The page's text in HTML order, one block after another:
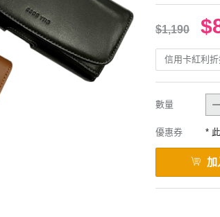
$1,190
信用卡紅利折
數量
優惠券 *
加